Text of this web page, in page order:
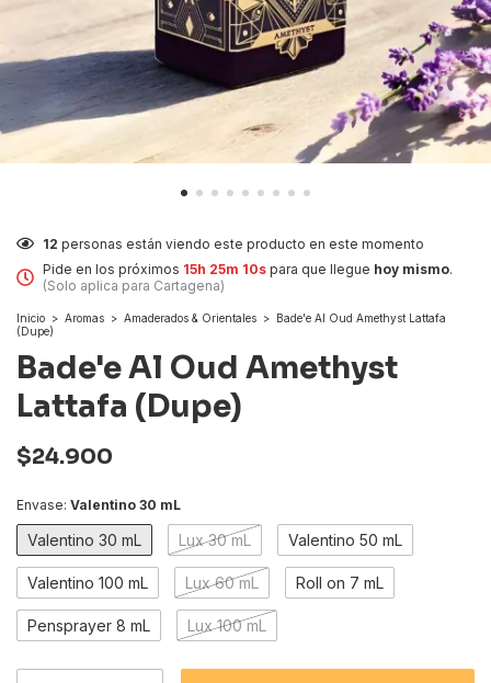
12 personas están viendo este producto en este momento
Pide en los próximos 15h 25m 9spara que lleguehoy mismo.
(Solo aplica para Cartagena)
Inicio > Aromas > Amaderados & Orientales > Bade'e Al Oud Amethyst Lattafa
(Dupe)
Bade'e Al Oud Amethyst
Lattafa (Dupe)
$24.900
Envase: Valentino 30 mL
Valentino 30 mL Lux 30 mL Valentino 50 mL
Valentino 100 mL Lux 60 mL Roll on 7 mL
Pensprayer 8 mL Lux 100 mL